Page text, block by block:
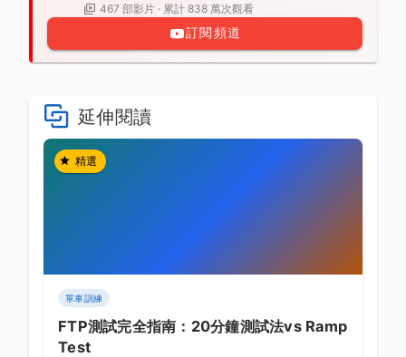
467 部影片 · 累計 838 萬次觀看
訂閱頻道
延伸閱讀
精選
單車訓練
FTP測試完全指南：20分鐘測試法vs Ramp
Test